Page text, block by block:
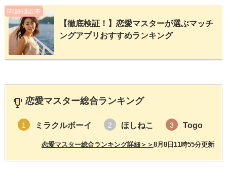
関連特集記事
【徹底検証！】恋愛マスターが選ぶマッチ
ングアプリおすすめランキング
恋愛マスター総合ランキング
1 ミラクルボーイ 2 ほしねこ 3 Togo
8月8日11時55分更新
恋愛マスター総合ランキング詳細＞＞